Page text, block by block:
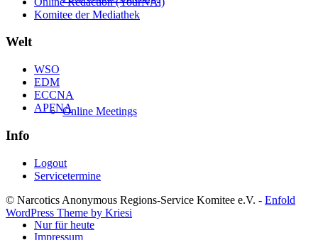
Online Meetings
Nur für heute
Komitee der Mediathek
Welt
WSO
EDM
ECCNA
APFNA
Info
Logout
Servicetermine
© Narcotics Anonymous Regions-Service Komitee e.V. - Enfold
WordPress Theme by Kriesi
Impressum